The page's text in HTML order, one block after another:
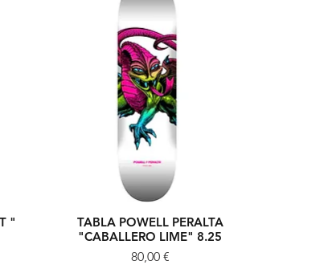
"
Vista rápida
TABLA POWELL PERALTA
"CABALLERO LIME" 8.25
Precio
80,00 €